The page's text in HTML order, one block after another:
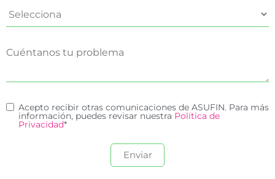
Acepto recibir otras comunicaciones de ASUFIN. Para más
información, puedes revisar nuestra Política de
Privacidad*